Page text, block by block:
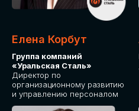
Елена Корбут
Группа компаний
«Уральская Сталь»
Директор по
организационному развитию
и управлению персоналом